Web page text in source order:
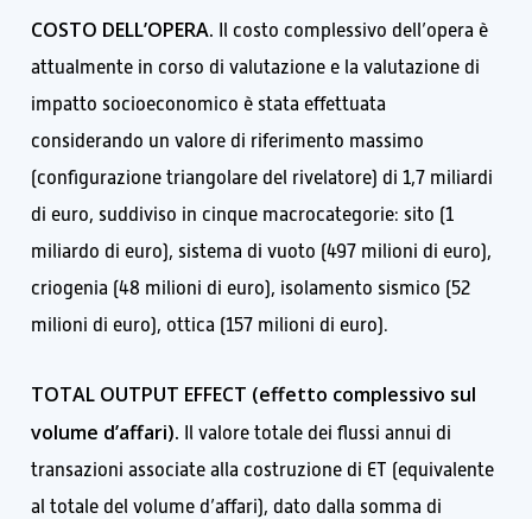
COSTO DELL’OPERA. Il costo complessivo dell’opera è
attualmente in corso di valutazione e la valutazione di
impatto socioeconomico è stata effettuata
considerando un valore di riferimento massimo
(configurazione triangolare del rivelatore) di 1,7 miliardi
di euro, suddiviso in cinque macrocategorie: sito (1
miliardo di euro), sistema di vuoto (497 milioni di euro),
criogenia (48 milioni di euro), isolamento sismico (52
milioni di euro), ottica (157 milioni di euro).
TOTAL OUTPUT EFFECT (effetto complessivo sul
volume d’affari). Il valore totale dei flussi annui di
transazioni associate alla costruzione di ET (equivalente
al totale del volume d’affari), dato dalla somma di